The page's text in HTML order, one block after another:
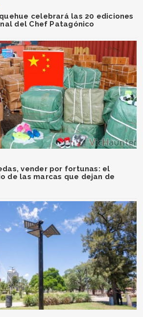
celebrará las 20 ediciones
del Chef Patagónico
vender por fortunas: el
de las marcas que dejan de